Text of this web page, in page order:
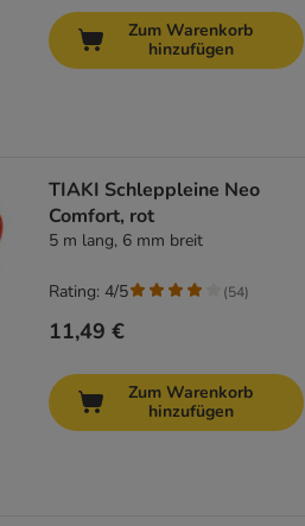
Zum Warenkorb
hinzufügen
TIAKI Schleppleine Neo
Comfort, rot
5 m lang, 6 mm breit
11,49 €
Rating: 4/5 (54)
Zum Warenkorb
hinzufügen